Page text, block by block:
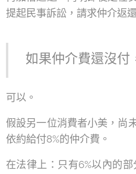
提起民事訴訟，請求仲介返
如果仲介費還沒付
可以。
假設另一位消費者小美，尚
依約給付8%的仲介費。
在法律上：只有6%以內的